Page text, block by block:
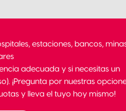
estaciones, bancos,
adecuada y si necesitas un
¡Pregunta por nuestras
y lleva el tuyo hoy mismo!